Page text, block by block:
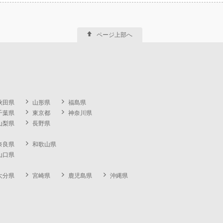
田県 山形県
福島県
葉県
東京都
神奈川県
梨県
長野県
良県
和歌山県
口県
分県 宮崎県 鹿児島県 沖縄県
ページ上部へ